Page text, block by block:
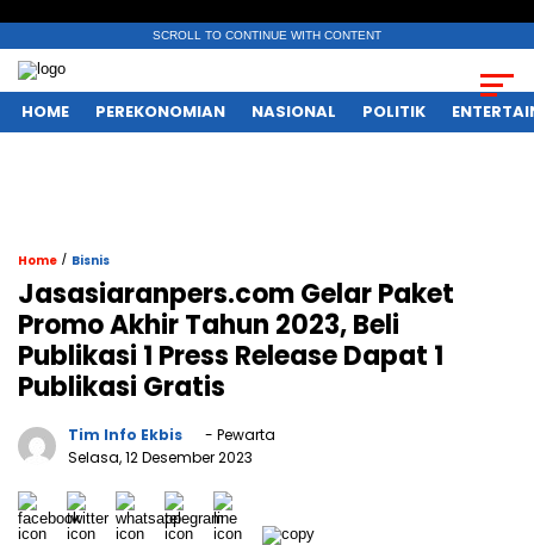
SCROLL TO CONTINUE WITH CONTENT
HOME PEREKONOMIAN NASIONAL POLITIK
Home / Bisnis
Jasasiaranpers.com Gelar Paket
Promo Akhir Tahun 2023, Beli
Publikasi 1 Press Release Dapat 1
Publikasi Gratis
Tim Info Ekbis
- Pewarta
Selasa, 12 Desember 2023